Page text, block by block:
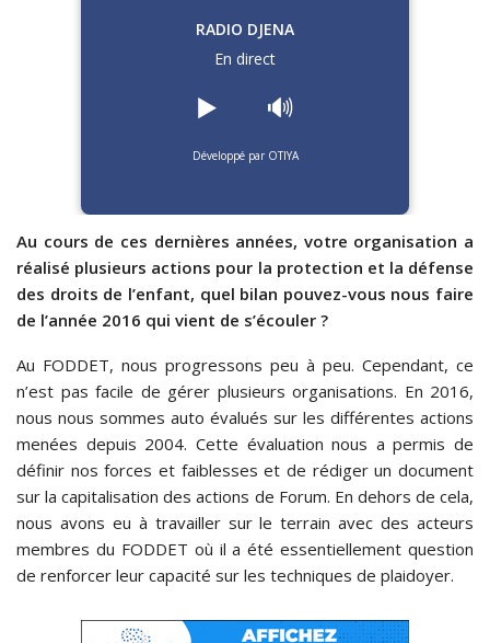
RADIO DJENA
En direct
▶️ 🔊
Développé par OTIYA
Au cours de ces dernières années, votre organisation a
réalisé plusieurs actions pour la protection et la défense
des droits de l’enfant, quel bilan pouvez-vous nous faire
de l’année 2016 qui vient de s’écouler ?
Au FODDET, nous progressons peu à peu. Cependant, ce
n’est pas facile de gérer plusieurs organisations. En 2016,
nous nous sommes auto évalués sur les différentes actions
menées depuis 2004. Cette évaluation nous a permis de
définir nos forces et faiblesses et de rédiger un document
sur la capitalisation des actions de Forum. En dehors de cela,
nous avons eu à travailler sur le terrain avec des acteurs
membres du FODDET où il a été essentiellement question
de renforcer leur capacité sur les techniques de plaidoyer.